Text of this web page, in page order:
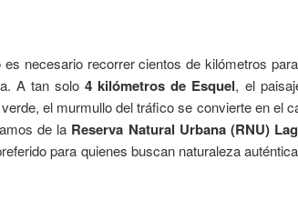
necesario recorrer cientos de kilómetros
A tan solo 4 kilómetros de Esquel, el
el murmullo del tráfico se convierte en el
de la Reserva Natural Urbana (RNU)
para quienes buscan naturaleza